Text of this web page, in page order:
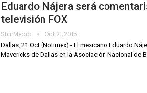
Eduardo Nájera será
televisión FOX
StarMedia Oct 21, 2015
Dallas, 21 Oct (Notimex).- El mexicano Eduardo
Mavericks de Dallas en la Asociación Nacional de